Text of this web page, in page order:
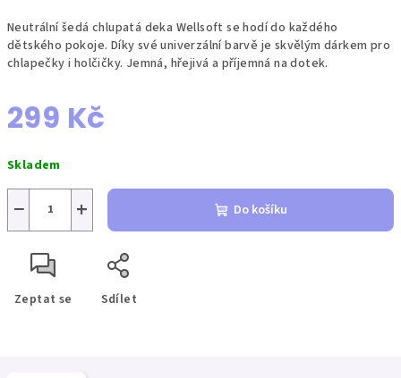
Neutrální šedá chlupatá deka Wellsoft se hodí do každého
dětského pokoje. Díky své univerzální barvě je skvělým dárkem pro
chlapečky i holčičky. Jemná, hřejivá a příjemná na dotek.
299 Kč
cena:
Skladem
+
− Do košíku
Zeptat se Sdílet